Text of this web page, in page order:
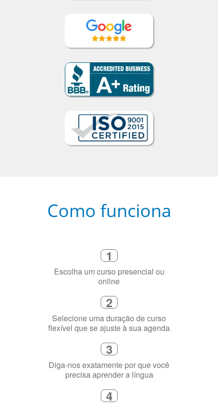
1
Escolha um curso presencial ou
online
2
Selecione uma duração de curso
flexível que se ajuste à sua agenda
3
Diga-nos exatamente por que você
precisa aprender a língua